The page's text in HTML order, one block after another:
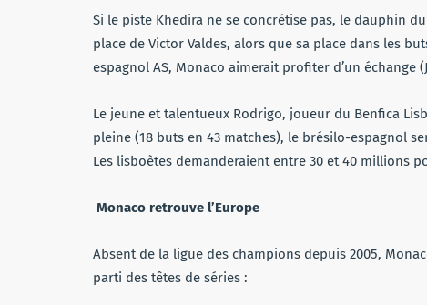
Si le piste Khedira ne se concrétise pas, le dauphin
place de Victor Valdes, alors que sa place dans les
espagnol AS, Monaco aimerait profiter d’un
Le jeune et talentueux Rodrigo, joueur du Benfica
pleine (18 buts en 43 matches), le brésilo-espagnol
Les lisboètes demanderaient entre 30 et 40 millions
Monaco retrouve l’Europe
Absent de la ligue des champions depuis 2005,
parti des têtes de séries :